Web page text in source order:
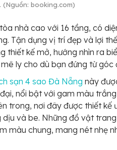
(Nguồn: booking.com)
nhà cao với 16 tầng, có
Tận dụng vị trí đẹp và lợi
thiết kế mở, hướng nhìn ra
ly cho dù bạn đứng từ góc
sạn 4 sao Đà Nẵng này
nổi bật với gam màu
trong, nơi đây được thiết kế
dịu và be. Những đồ vật
màu chung, mang nét nhẹ